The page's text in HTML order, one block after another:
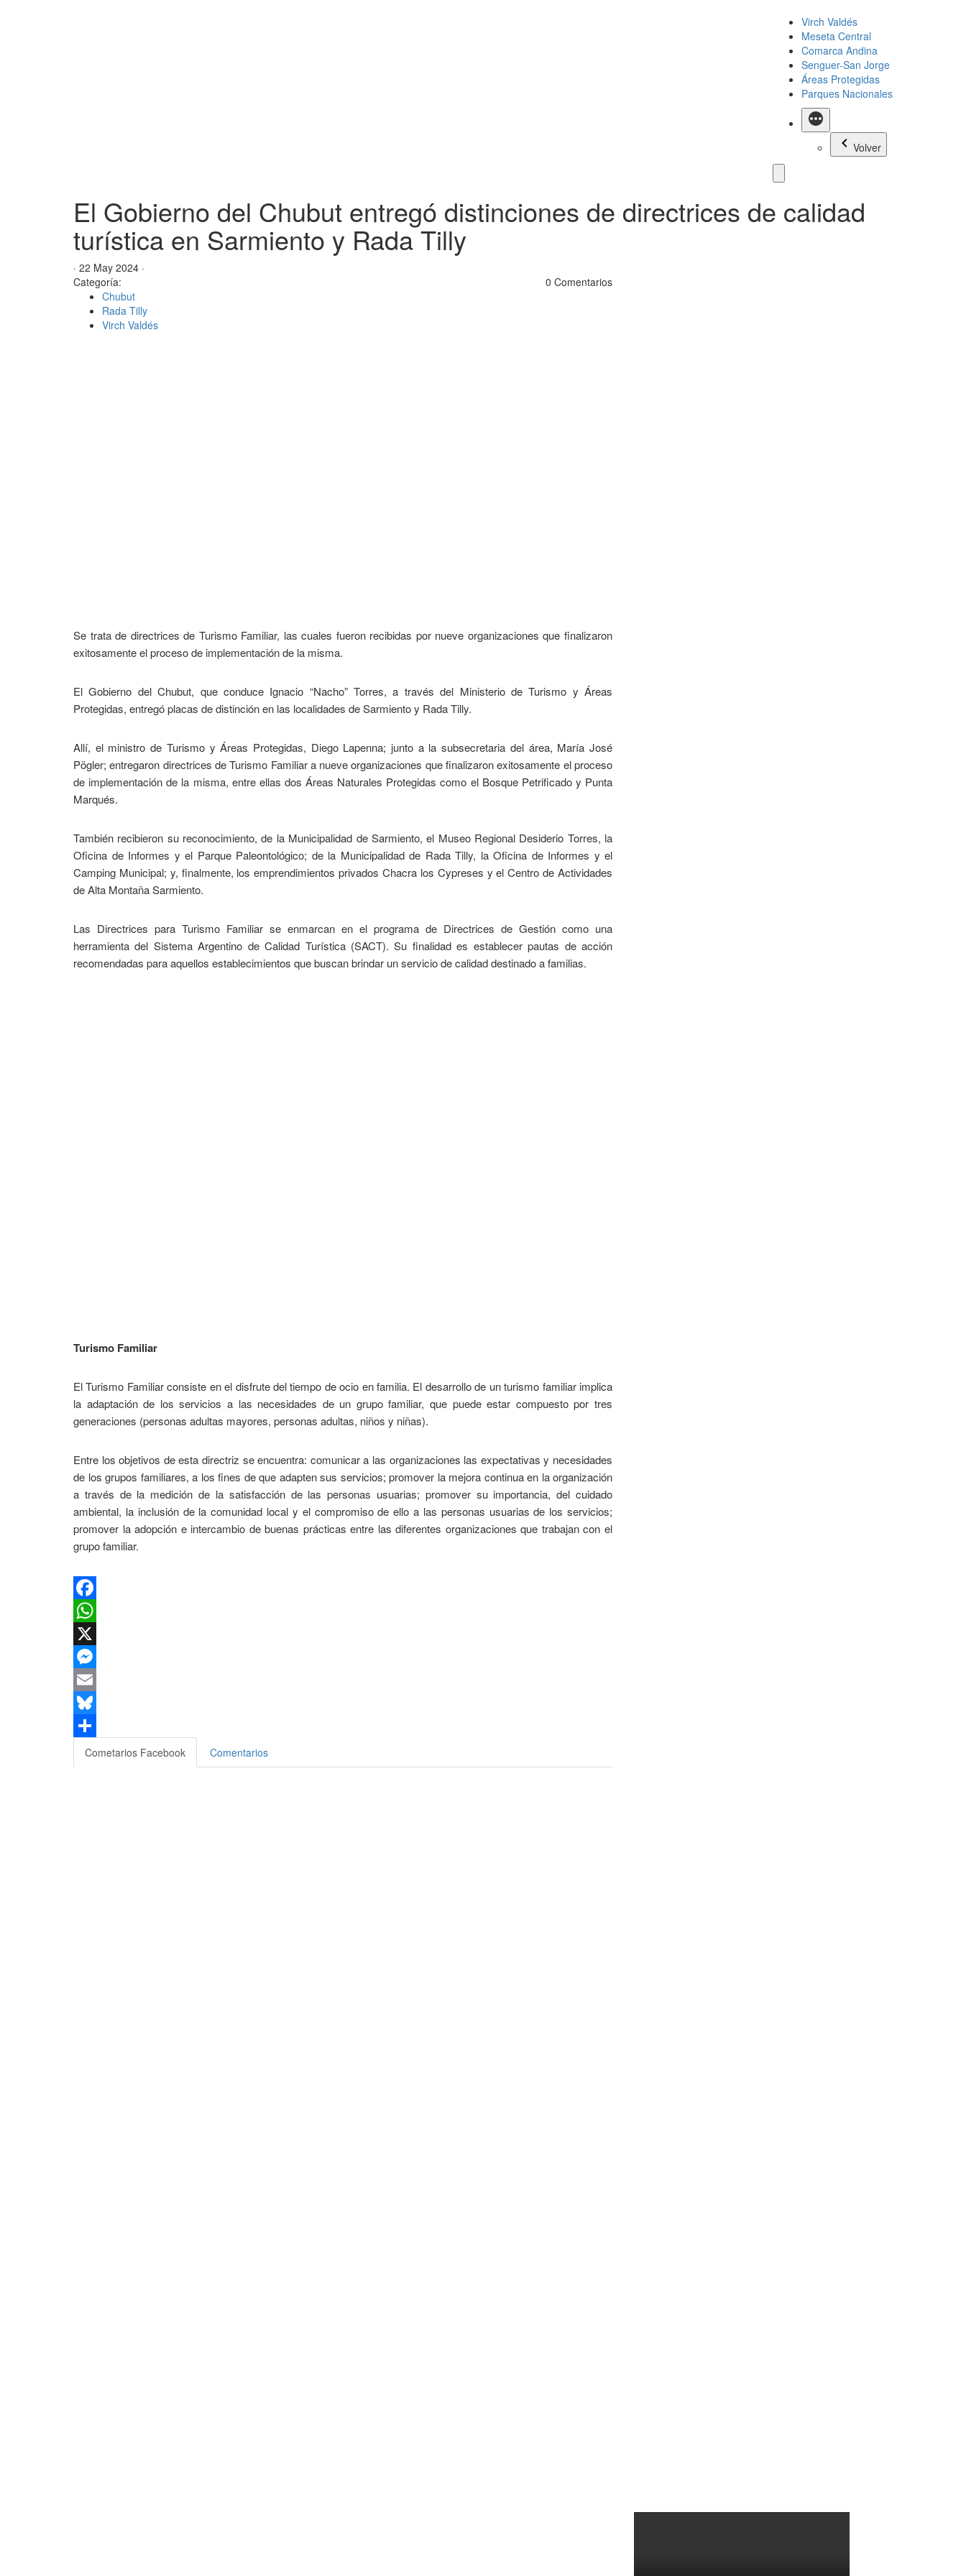
Virch Valdés
Meseta Central
Comarca Andina
Senguer-San Jorge
Áreas Protegidas
Parques Nacionales
Más
Volver
El Gobierno del Chubut entregó distinciones de directrices de calidad
turística en Sarmiento y Rada Tilly
· 22 May 2024 ·
Categoría:
Chubut
Rada Tilly
Virch Valdés
0 Comentarios
Se trata de directrices de Turismo Familiar, las cuales fueron recibidas por nueve organizaciones que finalizaron
exitosamente el proceso de implementación de la misma.
El Gobierno del Chubut, que conduce Ignacio “Nacho” Torres, a través del Ministerio de Turismo y Áreas
Protegidas, entregó placas de distinción en las localidades de Sarmiento y Rada Tilly.
Allí, el ministro de Turismo y Áreas Protegidas, Diego Lapenna; junto a la subsecretaria del área, María José
Pögler; entregaron directrices de Turismo Familiar a nueve organizaciones que finalizaron exitosamente el proceso
de implementación de la misma, entre ellas dos Áreas Naturales Protegidas como el Bosque Petrificado y Punta
Marqués.
También recibieron su reconocimiento, de la Municipalidad de Sarmiento, el Museo Regional Desiderio Torres, la
Oficina de Informes y el Parque Paleontológico; de la Municipalidad de Rada Tilly, la Oficina de Informes y el
Camping Municipal; y, finalmente, los emprendimientos privados Chacra los Cypreses y el Centro de Actividades
de Alta Montaña Sarmiento.
Las Directrices para Turismo Familiar se enmarcan en el programa de Directrices de Gestión como una
herramienta del Sistema Argentino de Calidad Turística (SACT). Su finalidad es establecer pautas de acción
recomendadas para aquellos establecimientos que buscan brindar un servicio de calidad destinado a familias.
Turismo Familiar
El Turismo Familiar consiste en el disfrute del tiempo de ocio en familia. El desarrollo de un turismo familiar implica
la adaptación de los servicios a las necesidades de un grupo familiar, que puede estar compuesto por tres
generaciones (personas adultas mayores, personas adultas, niños y niñas).
Entre los objetivos de esta directriz se encuentra: comunicar a las organizaciones las expectativas y necesidades
de los grupos familiares, a los fines de que adapten sus servicios; promover la mejora continua en la organización
a través de la medición de la satisfacción de las personas usuarias; promover su importancia, del cuidado
ambiental, la inclusión de la comunidad local y el compromiso de ello a las personas usuarias de los servicios;
promover la adopción e intercambio de buenas prácticas entre las diferentes organizaciones que trabajan con el
grupo familiar.
Facebook
WhatsApp
X
Messenger
Email
Bluesky
Compartir
Cometarios Facebook Comentarios